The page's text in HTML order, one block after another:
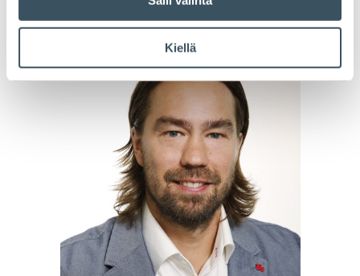
Kiellä
Hän aloittaa tehtävässään 1.9.2019.